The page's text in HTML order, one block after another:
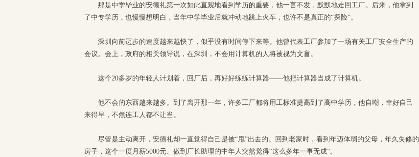
那是中学毕业的安德礼第一次如此直观地看到学历的重要，他一言不发，默默地走回工厂。后来，他拿到
了中专学历，也慢慢想明白，当年中学毕业后就冲动地跳上火车，也许不是真正的“探险”。
深圳向前迈步的速度越来越快了，似乎没有时间停下来等。他曾代表工厂参加了一场有关工厂安全生产的
会议。会上，政府的相关领导说，在深圳，不会用计算机的人将被视为文盲。
这个20多岁的年轻人计划着，回厂后，再好好练练计算器——他把计算器当成了计算机。
他不会的东西越来越多。到了离开那一年，许多工厂都将用工标准提高到了高中学历，他自嘲，幸好自己
来得早，不然连工人都不让当。
尽管是主动离开，安德礼却一直觉得自己是被“甩”出去的。回到老家时，看到年迈体弱的父母，年久失修的
房子，这个一度月薪5000元、做到厂长助理的中年人突然觉得“这么多年一事无成”。